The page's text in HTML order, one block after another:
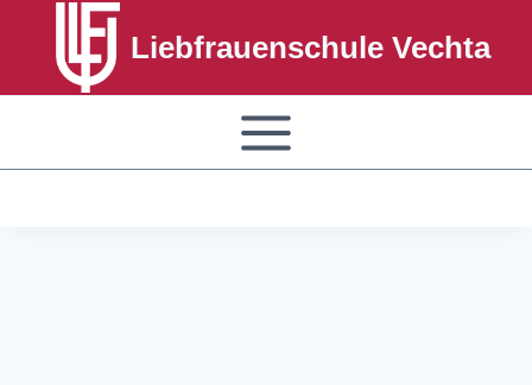
Liebfrauenschule Vechta